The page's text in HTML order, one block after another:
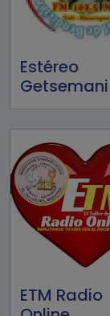
Estéreo
Getsemani
ETM Radio